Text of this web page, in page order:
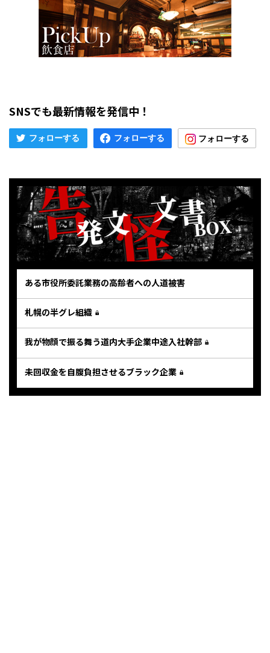
SNSでも最新情報を発信中！
ある市役所委託業務の高齢者への人道被害
札幌の半グレ組織
我が物顔で振る舞う道内大手企業中途入社幹部
未回収金を自腹負担させるブラック企業